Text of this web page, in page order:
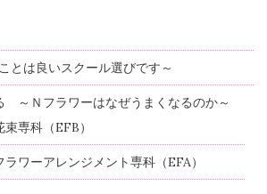
とは良いスクール選びです～
～Ｎフラワーはなぜうまくなるのか～
専科（EFB）
ワーアレンジメント専科（EFA）